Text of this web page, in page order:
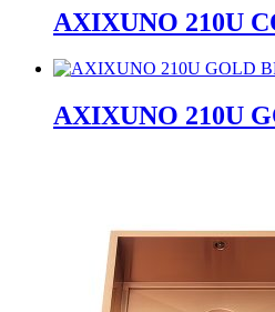
AXIXUNO 210U
AXIXUNO 210U